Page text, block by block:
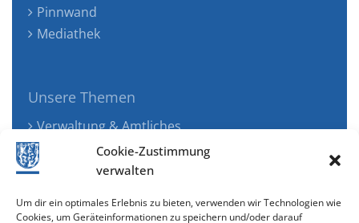
Cookie-Zustimmung
verwalten
Um dir ein optimales Erlebnis zu bieten, verwenden wir Technologien wie
Cookies, um Geräteinformationen zu speichern und/oder darauf
Pinnwand
Mediathek
Unsere Themen
Verwaltung & Amtliches
Jugend, Familie & Gesundheit
Tourismus, Freizeit & Ökologie
Wirtschaft & Verkehr